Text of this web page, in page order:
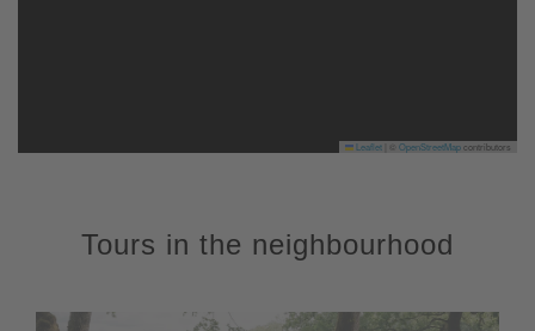
Leaflet OpenStreetMapcontributors
Tours in the neighbourhood